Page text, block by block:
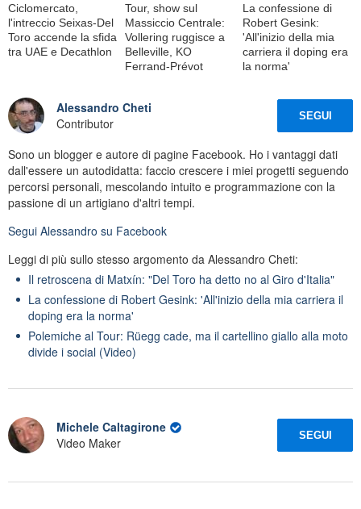
Ciclomercato,
l'intreccio Seixas-Del
Toro accende la sfida
tra UAE e Decathlon
Tour, show sul
Massiccio Centrale:
Vollering ruggisce a
Belleville, KO
Ferrand-Prévot
La confessione di
Robert Gesink:
'All'inizio della mia
carriera il doping era
la norma'
Alessandro Cheti
Contributor
SEGUI
Sono un blogger e autore di pagine Facebook. Ho i vantaggi dati
dall'essere un autodidatta: faccio crescere i miei progetti seguendo
percorsi personali, mescolando intuito e programmazione con la
passione di un artigiano d'altri tempi.
Segui Alessandro su Facebook
Leggi di più sullo stesso argomento da Alessandro Cheti:
Il retroscena di Matxín: "Del Toro ha detto no al Giro d'Italia"
La confessione di Robert Gesink: 'All'inizio della mia carriera il
doping era la norma'
Polemiche al Tour: Rüegg cade, ma il cartellino giallo alla moto
divide i social (Video)
Michele Caltagirone
Video Maker
SEGUI